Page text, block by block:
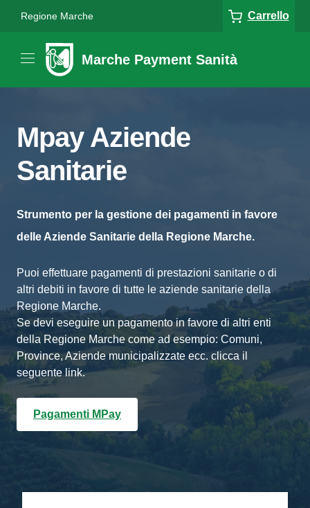
Regione Marche Carrello
Marche Payment Sanità
Mpay Aziende
Sanitarie
Strumento per la gestione dei pagamenti in favore
delle Aziende Sanitarie della Regione Marche.
Puoi effettuare pagamenti di prestazioni sanitarie o di
altri debiti in favore di tutte le aziende sanitarie della
Regione Marche.
Se devi eseguire un pagamento in favore di altri enti
della Regione Marche come ad esempio: Comuni,
Province, Aziende municipalizzate ecc. clicca il
seguente link.
Pagamenti MPay